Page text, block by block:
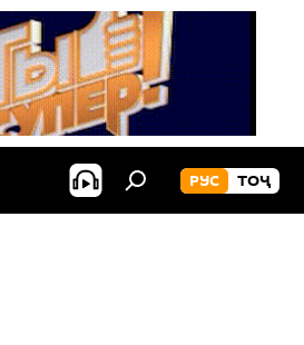
РУС ТОҶ